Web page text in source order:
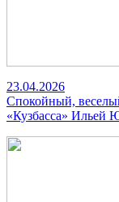
23.04.2026
Спокойный,
«Кузбасса» Ильей